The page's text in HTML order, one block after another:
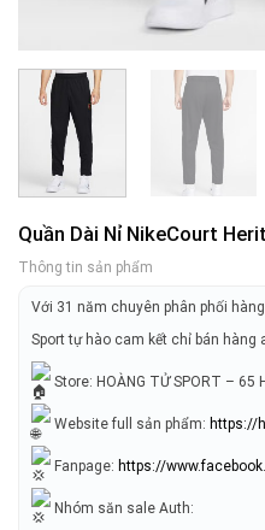
Quần Dài Nỉ NikeCourt
Thông tin sản phẩm
Với 31 năm chuyên phân phối
Sport tự hào cam kết chỉ bán hàng
Store: HOÀNG TỬ SPORT – 65
Website full sản phẩm: https://
Fanpage: https://
Nhóm săn sale Auth: